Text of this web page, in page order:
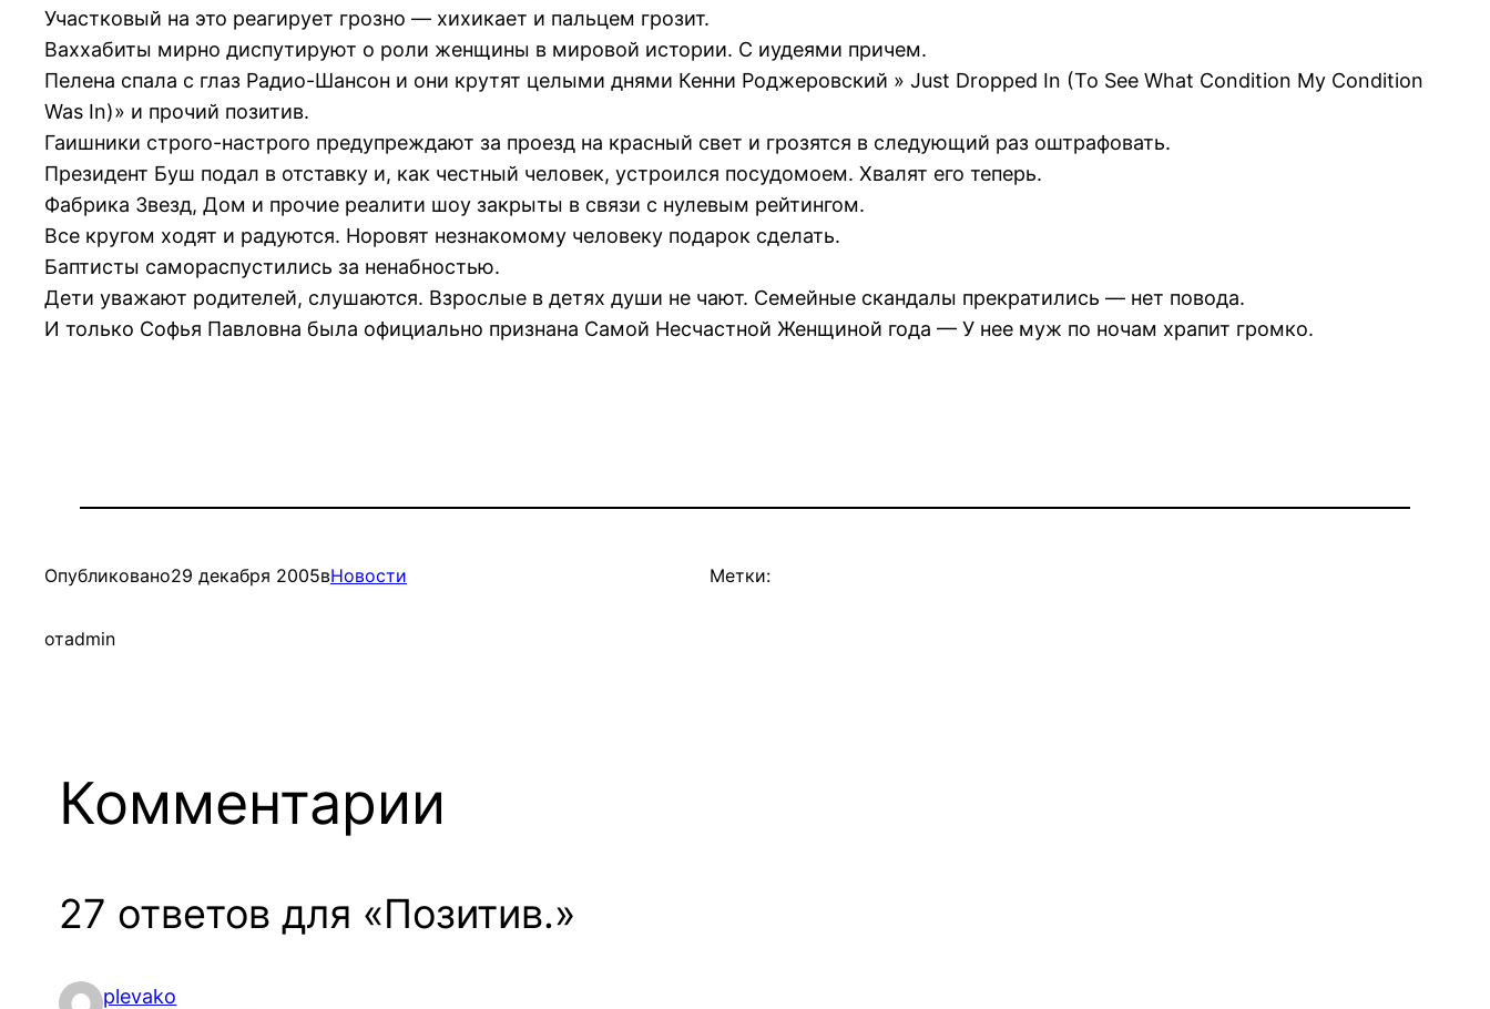
Участковый на это реагирует грозно — хихикает и пальцем грозит.
Ваххабиты мирно диспутируют о роли женщины в мировой истории. С иудеями причем.
Пелена спала с глаз Радио-Шансон и они крутят целыми днями Кенни Роджеровский » Just Dropped In (To See What Condition My Condition
Was In)» и прочий позитив.
Гаишники строго-настрого предупреждают за проезд на красный свет и грозятся в следующий раз оштрафовать.
Президент Буш подал в отставку и, как честный человек, устроился посудомоем. Хвалят его теперь.
Фабрика Звезд, Дом и прочие реалити шоу закрыты в связи с нулевым рейтингом.
Все кругом ходят и радуются. Норовят незнакомому человеку подарок сделать.
Баптисты самораспустились за ненабностью.
Дети уважают родителей, слушаются. Взрослые в детях души не чают. Семейные скандалы прекратились — нет повода.
И только Софья Павловна была официально признана Самой Несчастной Женщиной года — У нее муж по ночам храпит громко.
Опубликовано29 декабря 2005вНовости
отadmin
Метки:
Комментарии
27 ответов для «Позитив.»
plevako